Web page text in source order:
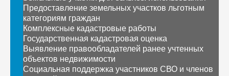
Предоставление земельных участков льготным
категориям граждан
Комплексные кадастровые работы
Государственная кадастровая оценка
Выявление правообладателей ранее учтенных
объектов недвижимости
Социальная поддержка участников СВО и членов